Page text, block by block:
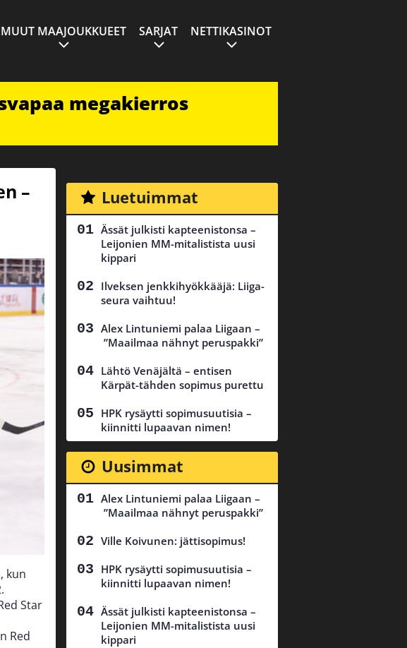
MUUT MAAJOUKKUEET SARJAT NETTIKASINOT
megakierros
–
kun
Star
Red
Luetuimmat
Ässät julkisti kapteenistonsa –
Leijonien MM-mitalistista uusi
kippari
Ilveksen jenkkihyökkääjä: Liiga-
seura vaihtuu!
Alex Lintuniemi palaa Liigaan –
”Maailmaa nähnyt peruspakki”
Lähtö Venäjältä – entisen
Kärpät-tähden sopimus purettu
HPK rysäytti sopimusuutisia –
kiinnitti lupaavan nimen!
Uusimmat
Alex Lintuniemi palaa Liigaan –
”Maailmaa nähnyt peruspakki”
Ville Koivunen: jättisopimus!
HPK rysäytti sopimusuutisia –
kiinnitti lupaavan nimen!
Ässät julkisti kapteenistonsa –
Leijonien MM-mitalistista uusi
kippari